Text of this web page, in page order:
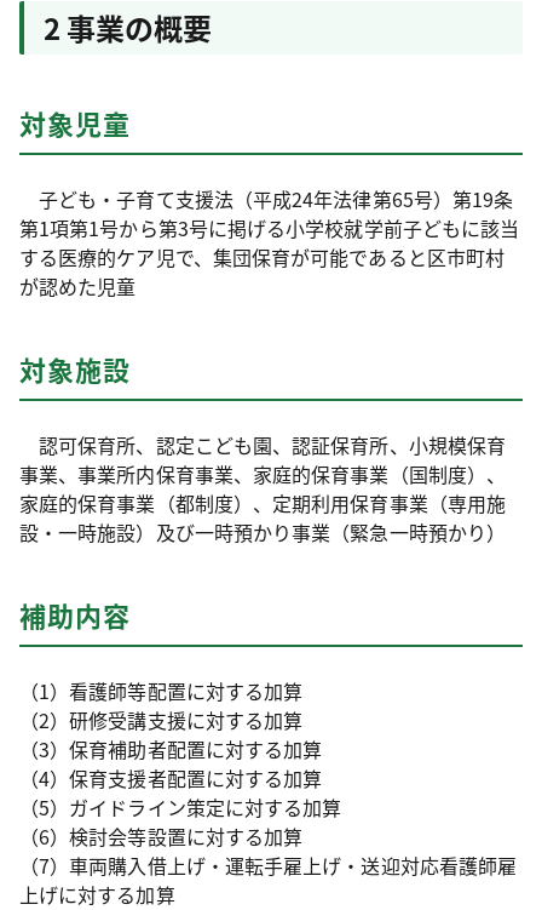
2 事業の概要
対象児童
子ども・子育て支援法（平成24年法律第65号）第19条
第1項第1号から第3号に掲げる小学校就学前子どもに該当
する医療的ケア児で、集団保育が可能であると区市町村
が認めた児童
対象施設
認可保育所、認定こども園、認証保育所、小規模保育
事業、事業所内保育事業、家庭的保育事業（国制度）、
家庭的保育事業（都制度）、定期利用保育事業（専用施
設・一時施設）及び一時預かり事業（緊急一時預かり）
補助内容
（1）看護師等配置に対する加算
（2）研修受講支援に対する加算
（3）保育補助者配置に対する加算
（4）保育支援者配置に対する加算
（5）ガイドライン策定に対する加算
（6）検討会等設置に対する加算
（7）車両購入借上げ・運転手雇上げ・送迎対応看護師雇
上げに対する加算